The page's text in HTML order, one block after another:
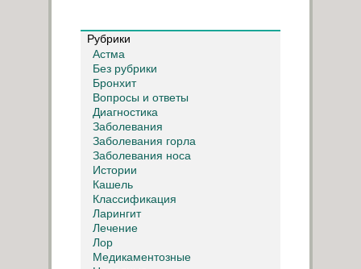
Рубрики
Астма
Без рубрики
Бронхит
Вопросы и ответы
Диагностика
Заболевания
Заболевания горла
Заболевания носа
Истории
Кашель
Классификация
Ларингит
Лечение
Лор
Медикаментозные